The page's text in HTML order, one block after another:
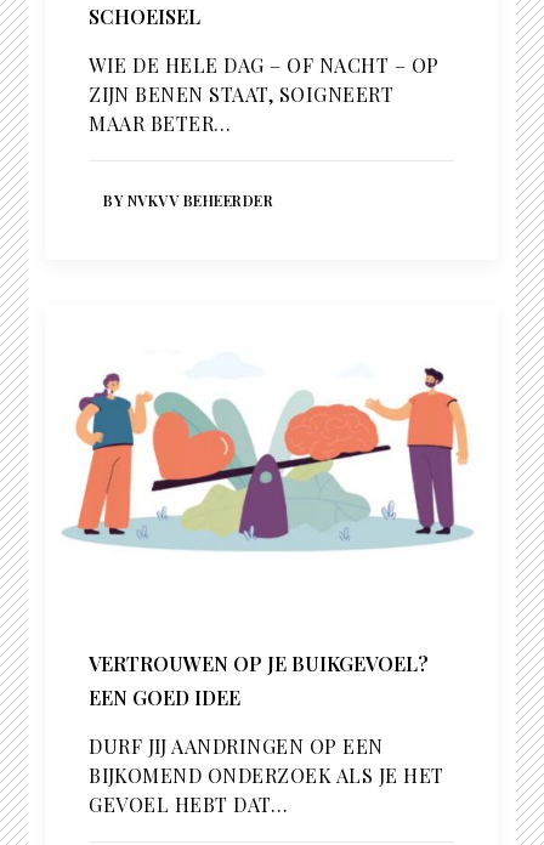
SCHOEISEL
WIE DE HELE DAG – OF NACHT – OP
ZIJN BENEN STAAT, SOIGNEERT
MAAR BETER…
BY NVKVV BEHEERDER
VERTROUWEN OP JE BUIKGEVOEL?
EEN GOED IDEE
DURF JIJ AANDRINGEN OP EEN
BIJKOMEND ONDERZOEK ALS JE HET
GEVOEL HEBT DAT…